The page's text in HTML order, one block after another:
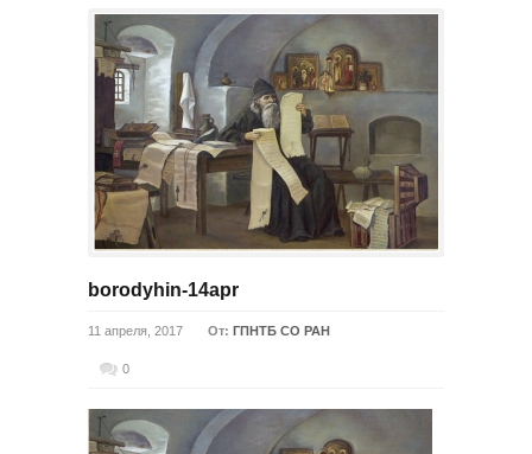
borodyhin-14apr
11 апреля, 2017 От: ГПНТБ СО РАН
0